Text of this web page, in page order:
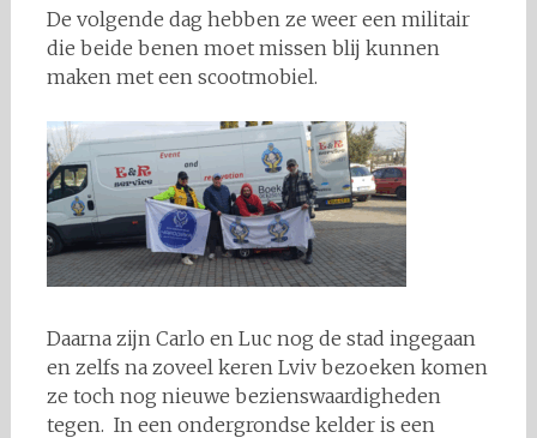
De volgende dag hebben ze weer een militair
die beide benen moet missen blij kunnen
maken met een scootmobiel.
Daarna zijn Carlo en Luc nog de stad ingegaan
en zelfs na zoveel keren Lviv bezoeken komen
ze toch nog nieuwe bezienswaardigheden
tegen. In een ondergrondse kelder is een